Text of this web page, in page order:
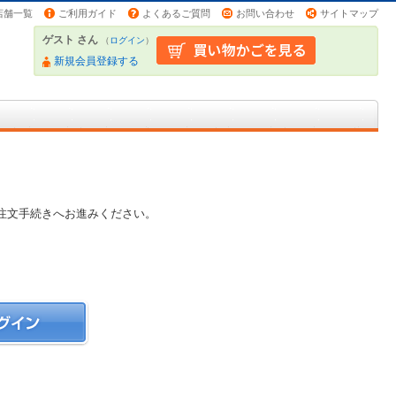
舗一覧 ご利用ガイド よくあるご質問 お問い合わせ サイトマップ
ゲスト さん （ログイン）
新規会員登録する
手続きへお進みください。